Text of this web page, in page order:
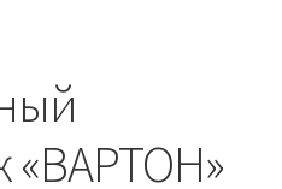
мест
«ВАРТОН»